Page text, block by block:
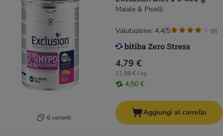
6 varianti
Maiale & Piselli
4,79 €
11,98 € / kg
4,50 €
Valutazione: 4.4/5 (9)
Aggiungi al carrello